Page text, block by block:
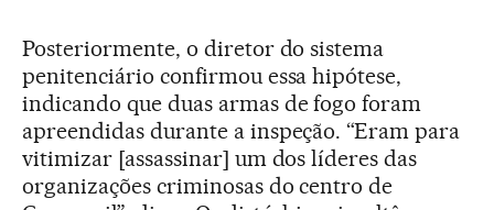
Posteriormente, o diretor do sistema
penitenciário confirmou essa hipótese,
indicando que duas armas de fogo foram
apreendidas durante a inspeção. “Eram para
vitimizar [assassinar] um dos líderes das
organizações criminosas do centro de